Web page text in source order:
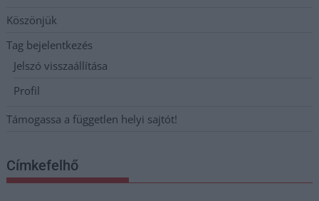
Köszönjük
Tag bejelentkezés
Jelszó visszaállítása
Profil
Támogassa a független helyi sajtót!
Címkefelhő